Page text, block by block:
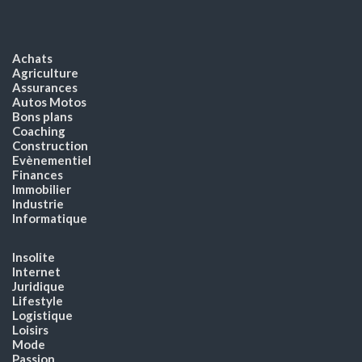
Achats
Agriculture
Assurances
Autos Motos
Bons plans
Coaching
Construction
Evènementiel
Finances
Immobilier
Industrie
Informatique
Insolite
Internet
Juridique
Lifestyle
Logistique
Loisirs
Mode
Passion